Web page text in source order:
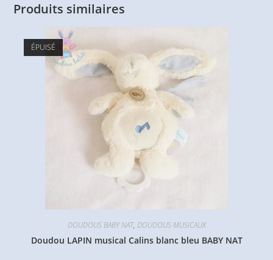
Produits similaires
ÉPUISÉ
DOUDOUS BABY NAT, DOUDOUS MUSICAUX
Doudou LAPIN musical Calins blanc bleu BABY NAT